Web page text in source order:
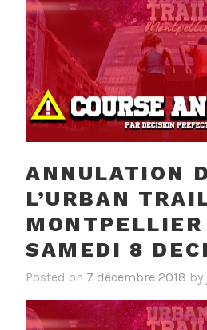
ANNULATION
L’URBAN
MONTPELLIER
SAMEDI 8
Posted on 7 décembre 2018 by